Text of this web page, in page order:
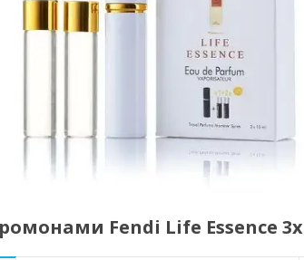
Fendi Life Essence